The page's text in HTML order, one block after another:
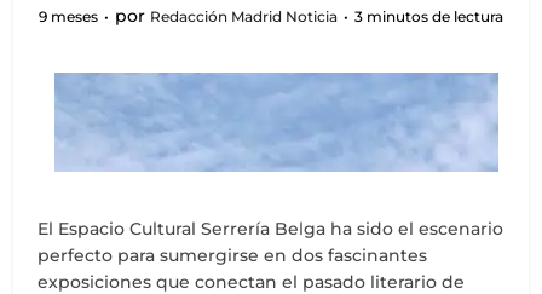
9 meses por Redacción Madrid Noticia 3 minutos de lectura
El Espacio Cultural Serrería Belga ha sido el escenario
perfecto para sumergirse en dos fascinantes
exposiciones que conectan el pasado literario de